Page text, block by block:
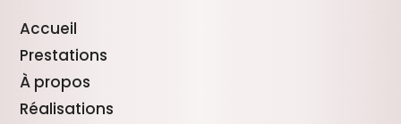
Accueil
Prestations
À propos
Réalisations